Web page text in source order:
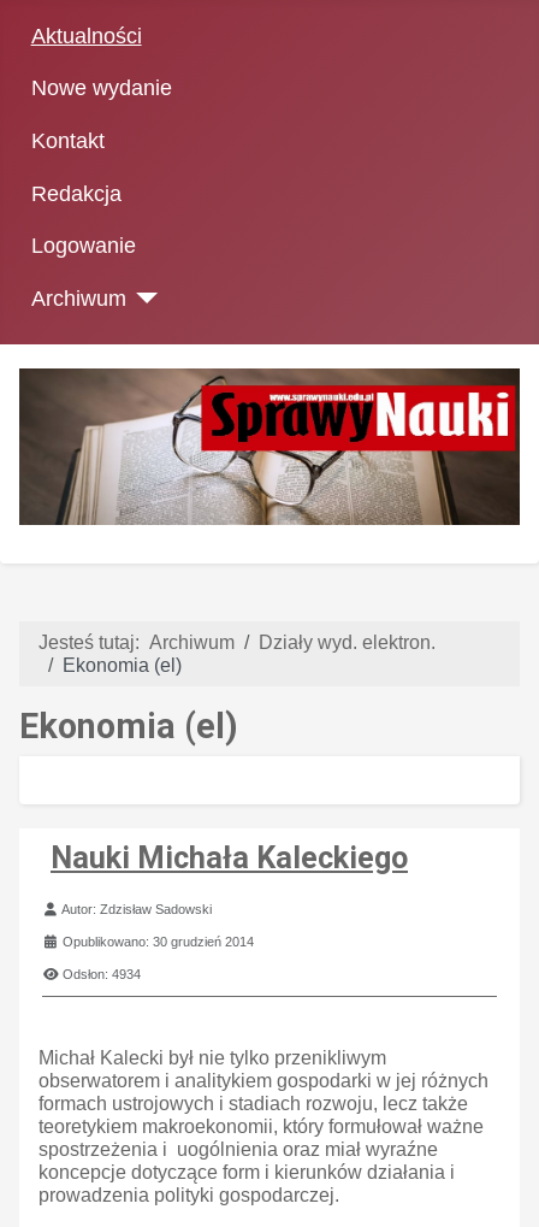
Aktualności
Nowe wydanie
Kontakt
Redakcja
Logowanie
Archiwum
Jesteś tutaj: Archiwum
Działy wyd. elektron.
Ekonomia (el)
Ekonomia (el)
Nauki Michała Kaleckiego
Szczegóły
Autor:Zdzisław Sadowski
Opublikowano: 30 grudzień 2014
Odsłon: 4934
Michał Kalecki był nie tylko przenikliwym
obserwatorem i analitykiem gospodarki w jej różnych
formach ustrojowych i stadiach rozwoju, lecz także
teoretykiem makroekonomii, który formułował ważne
spostrzeżenia i uogólnienia oraz miał wyraźne
koncepcje dotyczące form i kierunków działania i
prowadzenia polityki gospodarczej.